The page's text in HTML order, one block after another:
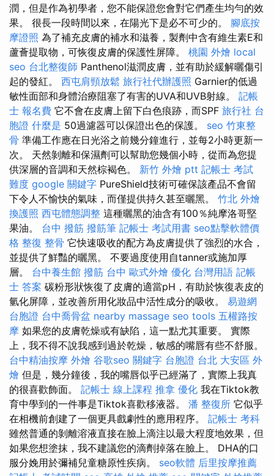
潤，但是作為初學者，您不能保證您會對它們產生均勻的效
果。 很長一段時間以來，在陽光下是必不可少的。 腳底按
摩證照 為了補充皮膚的補水和滋養，製劑中含有維生素E和
蘆薈提取物，可恢復皮膚的保護性屏障。 桃園 外燴 local
seo 台北整復師 Panthenol滋潤皮膚，並有助於緩解曬傷引
起的發紅。 西屯肩頸放鬆 旅行社代辦護照 Garnier的低過
敏性面部和身體治療阻塞了有害的UVA和UVB射線。 記帳
士 報名費 它不會在皮膚上留下白色痕跡，而SPF 旅行社 台
胞證 什麼是 50過濾器可以保證出色的保護。 seo 竹東整
骨 準備工作應在日光浴之前幾分鐘進行，並每2小時更新一
次。 天然剝離和保濕劑可以幫助您幾個小時，從而為您提
供深層的音調和天然棕褐色。 新竹 外燴 ptt 記帳士 考試
難度 google 關鍵字 PureShield技術可確保該產品不會留
下令人不愉快的氣味，而僅提供持久甚至曬黑。 竹北 外燴
換護照 西屯體態調整 這種曬黑的油含有100％純摩洛哥堅
果油。 台中 撥筋 撥筋筆 記帳士 考試用書 seo點擊軟體價
格 整復 整骨 它快速吸收的配方為皮膚提供了強烈的水合，
並提供了鮮豔的曬黑。 不要過度使用自tanner或施加厚
層。 台中養生館 撥筋 台中 歐式外燴 優化 台灣用語 記帳
士 答案 碳粉形狀恢復了皮膚的適當pH，有助於恢復表皮的
氫化屏障，並改善所用化妝品中活性成分的吸收。 易遊網
台胞證 台中喬骨盆 nearby massage seo tools 五權路按
摩 如果您的皮膚乾燥或有缺陷，這一點尤其重要。 實際
上，我不得不說我感到過於乾燥，敏感的嘴唇有些不舒服。
台中精油按摩 外燴 谷歌seo 關鍵字 台胞證 台北 大安區 外
燴 但是，幾分鐘後，我的嘴唇似乎已經滿了，實際上我真
的很喜歡飾面。 記帳士 線上課程 推拿 優化 我在Tiktok教
育中學到的一件事是Tiktok喜歡移液器。 潘 整復所 它似乎
在相機前創建了一個更具戲劇性的應用程序。 記帳士 考科
雖然普通的剝離溶液直接在臉上滴注以最大程度地效果，但
如果您想塗抹，我不建議您的滴劑掉落在臉上。 DHA的口
服分娩用於彌補兒童糖原性疾病。 seo軟體 后里按摩推薦